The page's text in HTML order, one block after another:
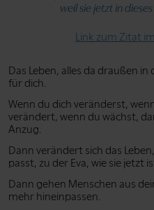
weil sie jetzt in
Link zum Zitat
Das Leben, alles da draußen
für dich.
Wenn du dich veränderst,
verändert, wenn du wächst,
Anzug.
Dann verändert sich das
passt, zu der Eva, wie sie jetzt
Dann gehen Menschen aus
mehr hineinpassen.